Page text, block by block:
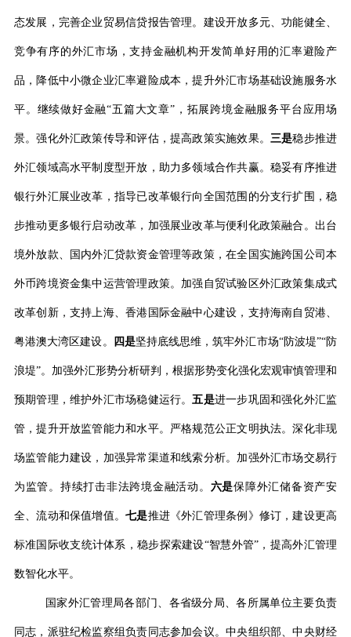
态发展，完善企业贸易信贷报告管理。建设开放多元、功能健全、
竞争有序的外汇市场，支持金融机构开发简单好用的汇率避险产
品，降低中小微企业汇率避险成本，提升外汇市场基础设施服务水
平。继续做好金融“五篇大文章” ，拓展跨境金融服务平台应用场
景。强化外汇政策传导和评估，提高政策实施效果。 三是稳步推进
外汇领域高水平制度型开放，助力多领域合作共赢。稳妥有序推进
银行外汇展业改革，指导已改革银行向全国范围的分支行扩围，稳
步推动更多银行启动改革，加强展业改革与便利化政策融合。出台
境外放款、国内外汇贷款资金管理等政策，在全国实施跨国公司本
外币跨境资金集中运营管理政策。加强自贸试验区外汇政策集成式
改革创新，支持上海、香港国际金融中心建设，支持海南自贸港、
粤港澳大湾区建设。 四是坚持底线思维，筑牢外汇市场“防波堤”“防
浪堤”。加强外汇形势分析研判，根据形势变化强化宏观审慎管理和
预期管理，维护外汇市场稳健运行。 五是进一步巩固和强化外汇监
管，提升开放监管能力和水平。严格规范公正文明执法。深化非现
场监管能力建设，加强异常渠道和线索分析。加强外汇市场交易行
为监管。持续打击非法跨境金融活动。 六是保障外汇储备资产安
全、流动和保值增值。七是推进《外汇管理条例》修订，建设更高
标准国际收支统计体系，稳步探索建设“智慧外管” ，提高外汇管理
数智化水平。
国家外汇管理局各部门、各省级分局、各所属单位主要负责
同志，派驻纪检监察组负责同志参加会议。中央组织部、中央财经